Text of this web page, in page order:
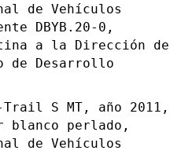
de Vehículos
DBYB.20-0,
a la Dirección de
Desarrollo
S MT, año 2011,
blanco perlado,
de Vehículos